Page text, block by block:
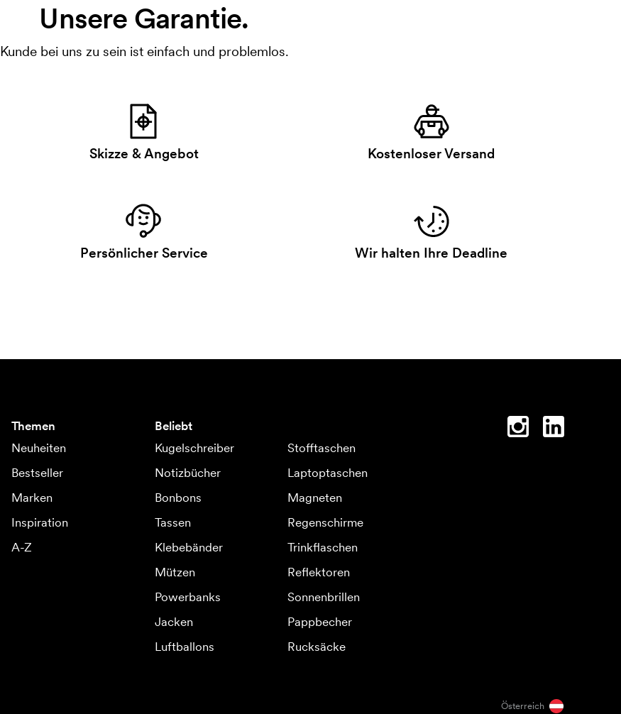
Unsere Garantie.
Kunde bei uns zu sein ist einfach und problemlos.
Skizze & Angebot Kostenloser Versand
Persönlicher Service Wir halten Ihre Deadline
Themen
Neuheiten
Bestseller
Marken
Inspiration
A-Z
Beliebt
Kugelschreiber
Stofftaschen
Notizbücher
Laptoptaschen
Bonbons
Magneten
Tassen
Regenschirme
Klebebänder
Trinkflaschen
Mützen
Reflektoren
Powerbanks
Sonnenbrillen
Jacken
Pappbecher
Luftballons
Rucksäcke
Österreich